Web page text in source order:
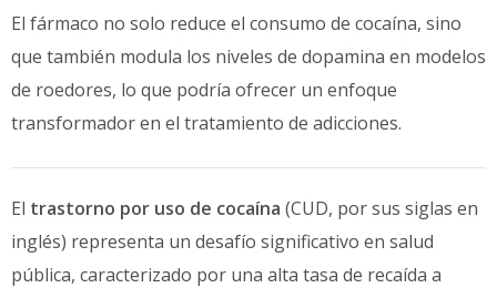
El fármaco no solo reduce el consumo de cocaína, sino
que también modula los niveles de dopamina en modelos
de roedores, lo que podría ofrecer un enfoque
transformador en el tratamiento de adicciones.
El trastorno por uso de cocaína (CUD, por sus siglas en
inglés) representa un desafío significativo en salud
pública, caracterizado por una alta tasa de recaída a